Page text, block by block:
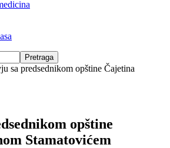
sa predsednikom opštine Čajetina
opštine
Stamatovićem